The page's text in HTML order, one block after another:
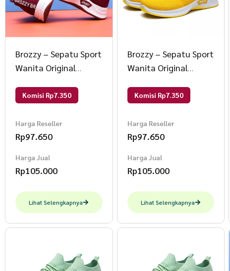
Brozzy – Sepatu Sport
Wanita Original
Rajut Olahraga 36
Komisi Rp7.350
Harga Reseller
Rp97.650
Harga Jual
Rp105.000
Lihat Selengkapnya
Brozzy – Sepatu Sport
Wanita Original
Rajut Olahraga 37
Komisi Rp7.350
Harga Reseller
Rp97.650
Harga Jual
Rp105.000
Lihat Selengkapnya